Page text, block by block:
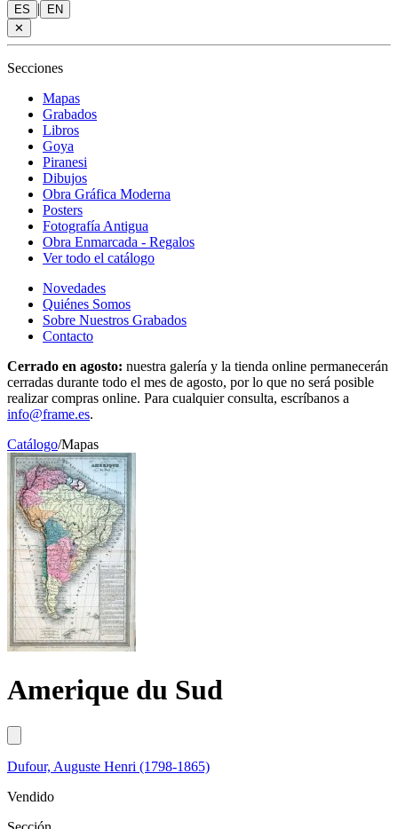
ES |
EN
✕
Secciones
Mapas
Grabados
Libros
Goya
Piranesi
Dibujos
Obra Gráfica Moderna
Posters
Fotografía Antigua
Obra Enmarcada - Regalos
Ver todo el catálogo
Novedades
Quiénes Somos
Sobre Nuestros Grabados
Contacto
Cerrado en agosto: nuestra galería y la tienda online permanecerán
cerradas durante todo el mes de agosto, por lo que no será posible
realizar compras online. Para cualquier consulta, escríbanos a
info@frame.es.
Catálogo/Mapas
Amerique du Sud
Dufour, Auguste Henri (1798-1865)
Vendido